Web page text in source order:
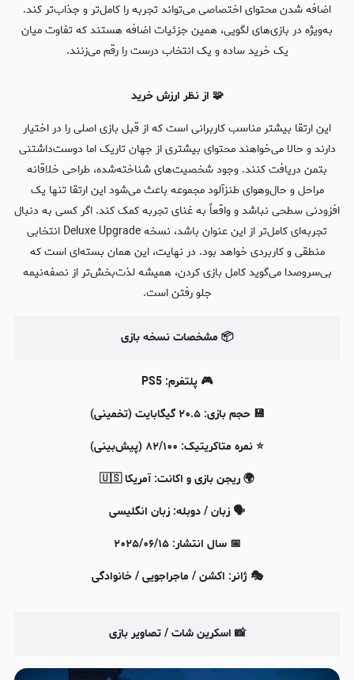
اضافه شدن محتوای اختصاصی می‌تواند تجربه را کامل‌تر و جذاب‌تر کند.
به‌ویژه در بازی‌های لگویی، همین جزئیات اضافه هستند که تفاوت میان
یک خرید ساده و یک انتخاب درست را رقم می‌زنند.
🧩 از نظر ارزش خرید
این ارتقا بیشتر مناسب کاربرانی است که از قبل بازی اصلی را در اختیار
دارند و حالا می‌خواهند محتوای بیشتری از جهان تاریک اما دوست‌داشتنی
بتمن دریافت کنند. وجود شخصیت‌های شناخته‌شده، طراحی خلاقانه
مراحل و حال‌وهوای طنزآلود مجموعه باعث می‌شود این ارتقا تنها یک
افزودنی سطحی نباشد و واقعاً به غنای تجربه کمک کند. اگر کسی به دنبال
تجربه‌ای کامل‌تر از این عنوان باشد، نسخه Deluxe Upgrade انتخابی
منطقی و کاربردی خواهد بود. در نهایت، این همان بسته‌ای است که
بی‌سروصدا می‌گوید کامل بازی کردن، همیشه لذت‌بخش‌تر از نصفه‌نیمه
جلو رفتن است.
📦 مشخصات نسخه بازی
🎮 پلتفرم: PS5
💾 حجم بازی: ۲۰.۵ گیگابایت (تخمینی)
⭐️ نمره متاکریتیک: ۸۲/۱۰۰ (پیش‌بینی)
🌍 ریجن بازی و اکانت: آمریکا 🇺🇸
🗣 زبان / دوبله: زبان انگلیسی
📅 سال انتشار: ۲۰۲۵/۰۶/۱۵
🎭 ژانر: اکشن / ماجراجویی / خانوادگی
📸 اسکرین شات / تصاویر بازی